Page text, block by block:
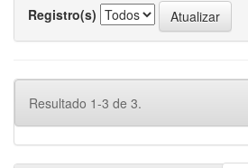
Registro(s)
Resultado 1-3 de 3.